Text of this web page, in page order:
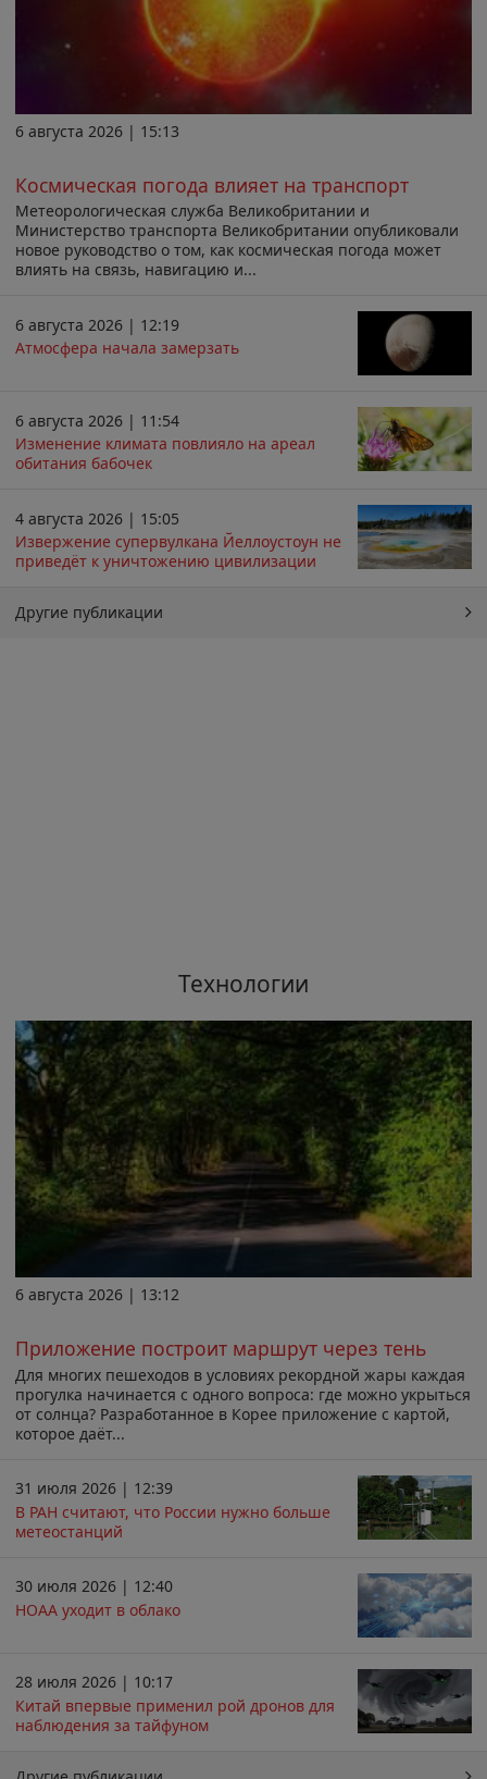
6 августа 2026 | 15:13
Космическая погода влияет на транспорт
Метеорологическая служба Великобритании и
Министерство транспорта Великобритании опубликовали
новое руководство о том, как космическая погода может
влиять на связь, навигацию и...
6 августа 2026 | 12:19
Атмосфера начала замерзать
6 августа 2026 | 11:54
Изменение климата повлияло на ареал
обитания бабочек
4 августа 2026 | 15:05
Извержение супервулкана Йеллоустоун не
приведёт к уничтожению цивилизации
Другие публикации
Технологии
6 августа 2026 | 13:12
Приложение построит маршрут через тень
Для многих пешеходов в условиях рекордной жары каждая
прогулка начинается с одного вопроса: где можно укрыться
от солнца? Разработанное в Корее приложение с картой,
которое даёт...
31 июля 2026 | 12:39
В РАН считают, что России нужно больше
метеостанций
30 июля 2026 | 12:40
НОАА уходит в облако
28 июля 2026 | 10:17
Китай впервые применил рой дронов для
наблюдения за тайфуном